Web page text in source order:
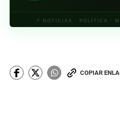
📍 NOTICIAS · POLÍTICA ·
COPIAR